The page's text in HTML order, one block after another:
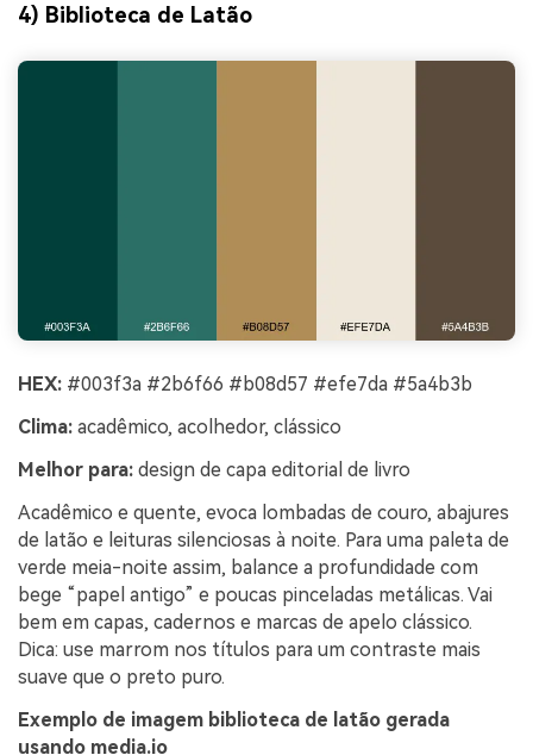
4) Biblioteca de Latão
HEX: #003f3a #2b6f66 #b08d57 #efe7da #5a4b3b
Clima: acadêmico, acolhedor, clássico
Melhor para: design de capa editorial de livro
Acadêmico e quente, evoca lombadas de couro, abajures
de latão e leituras silenciosas à noite. Para uma paleta de
verde meia-noite assim, balance a profundidade com
bege “papel antigo” e poucas pinceladas metálicas. Vai
bem em capas, cadernos e marcas de apelo clássico.
Dica: use marrom nos títulos para um contraste mais
suave que o preto puro.
Exemplo de imagem biblioteca de latão gerada
usando media.io